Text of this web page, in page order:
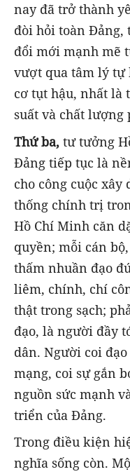
nay đã trở thành
đòi hỏi toàn Đảng,
đổi mới mạnh mẽ
vượt qua tâm lý tự
cơ tụt hậu, nhất là
suất và chất lượng
Thứ ba, tư tưởng
Đảng tiếp tục là
cho công cuộc
thống chính trị
Hồ Chí Minh căn
quyền; mỗi cán
thấm nhuần đạo
liêm, chính, chí
thật trong sạch;
đạo, là người đầy
dân. Người coi
mạng, coi sự gắn
nguồn sức mạnh
triển của Đảng.
Trong điều kiện
nghĩa sống còn.